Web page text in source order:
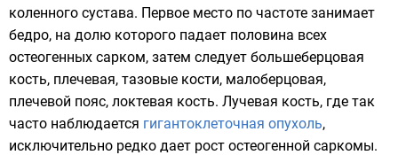
коленного сустава. Первое место по частоте занимает
бедро, на долю которого падает половина всех
остеогенных сарком, затем следует большеберцовая
кость, плечевая, тазовые кости, малоберцовая,
плечевой пояс, локтевая кость. Лучевая кость, где так
часто наблюдается гигантоклеточная опухоль,
исключительно редко дает рост остеогенной саркомы.